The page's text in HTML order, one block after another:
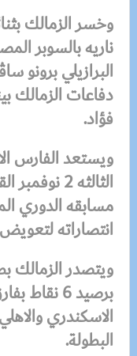
وخسر الزمالك
ناريه بالسوبر
البرازيلي
دفاعات الزمالك
فؤاد.
ويستعد الفارس
الثالثه 2
مسابقه الدوري
انتصاراته
ويتصدر الزمالك
برصيد 6
الاسكندري
البطولة.